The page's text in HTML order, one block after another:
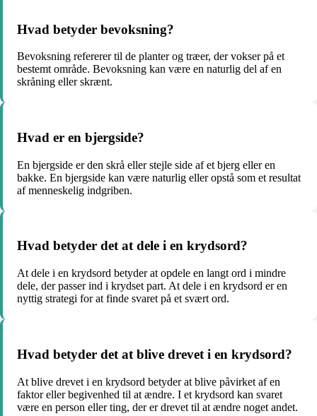
Hvad betyder bevoksning?
Bevoksning refererer til de planter og træer, der vokser på et
bestemt område. Bevoksning kan være en naturlig del af en
skråning eller skrænt.
Hvad er en bjergside?
En bjergside er den skrå eller stejle side af et bjerg eller en
bakke. En bjergside kan være naturlig eller opstå som et resultat
af menneskelig indgriben.
Hvad betyder det at dele i en krydsord?
At dele i en krydsord betyder at opdele en langt ord i mindre
dele, der passer ind i krydset part. At dele i en krydsord er en
nyttig strategi for at finde svaret på et svært ord.
Hvad betyder det at blive drevet i en krydsord?
At blive drevet i en krydsord betyder at blive påvirket af en
faktor eller begivenhed til at ændre. I et krydsord kan svaret
være en person eller ting, der er drevet til at ændre noget andet.